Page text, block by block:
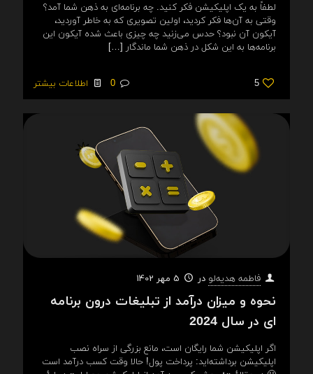
لطفاً به یک اپلیکیشن فکر کنید. چه برنامه‌ای به ذهن شما آمد؟
وقتی به آن‌ها فکر کردید، اولین تصویری که به خاطر آوردید،
آیکون آن نبود؟ حدس می‌زنید چه چیزی باعث شده آیکون این
برنامه‌ها به این شکل در ذهن شما ماندگار […]
5
0 اطلاعات بیشتر
فاطمه هدیه‌لو در 5 مهر 1402
نحوه و میزان درآمد از تبلیغات درون برنامه
ای در سال 2024
اگر اپلیکیشن شما رایگان است، مانع بزرگی از سراه نصب
اپلیکیشن برداشته‌اید: پرداخت پول!‌ حالا وقت کسب درآمد است